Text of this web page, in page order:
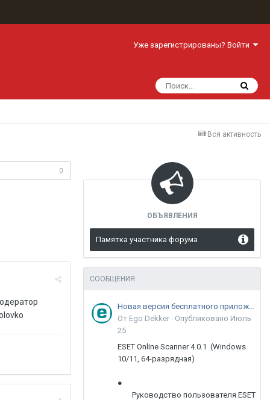
Уже зарегистрированы? Войти
Вся активность
0
ОБЪЯВЛЕНИЯ
Памятка участника форума
СООБЩЕНИЯ
Новая версия бесплатного приложения ESET Online Scanner доступна пользователям
От Ego Dekker · Опубликовано Июль
25
ESET Online Scanner 4.0.1 (Windows
10/11, 64-разрядная)
●
Руководство пользователя ESET